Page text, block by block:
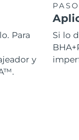
Para
y
Si lo